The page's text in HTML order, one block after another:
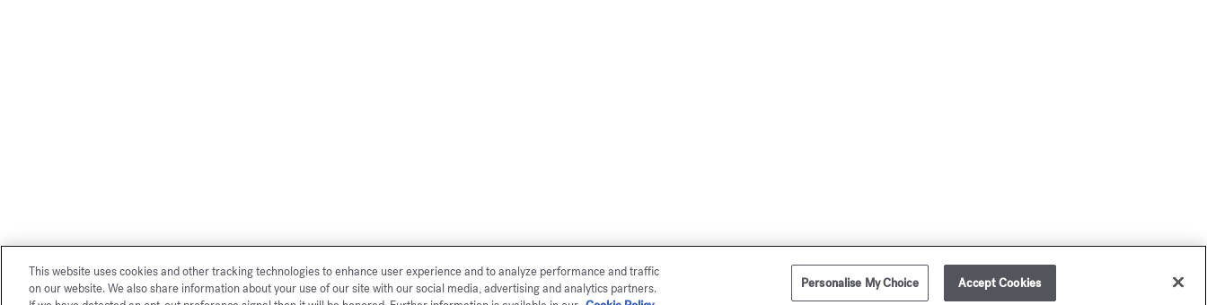
This website uses cookies and other tracking technologies to enhance user experience and to analyze performance and traffic
on our website. We also share information about your use of our site with our social media, advertising and analytics partners.
Personalise My Choice Accept Cookies